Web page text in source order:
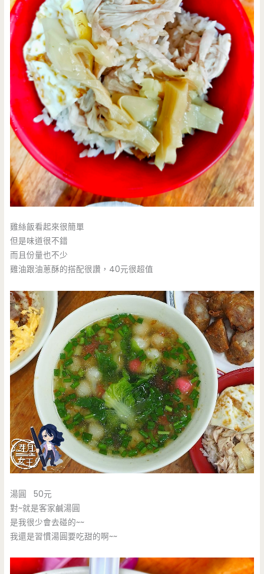
雞絲飯看起來很簡單
但是味道很不錯
而且份量也不少
雞油跟油蔥酥的搭配很讚，40元很超值
湯圓 50元
對~就是客家鹹湯圓
是我很少會去碰的~~
我還是習慣湯圓要吃甜的啊~~